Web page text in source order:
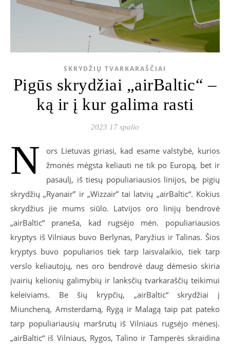
SKRYDŽIŲ TVARKARAŠČIAI
Pigūs skrydžiai „airBaltic“ –
ką ir į kur galima rasti
2023 17 spalio
N
ors Lietuvas giriasi, kad esame valstybė, kurios
žmonės mėgsta keliauti ne tik po Europą, bet ir
pasaulį, iš tiesų populiariausios linijos, be pigių
skrydžių „Ryanair” ir „Wizzair” tai latvių „airBaltic“. Kokius
skrydžius jie mums siūlo. Latvijos oro linijų bendrovė
„airBaltic“ praneša, kad rugsėjo mėn. populiariausios
kryptys iš Vilniaus buvo Berlynas, Paryžius ir Talinas. Šios
kryptys buvo populiarios tiek tarp laisvalaikio, tiek tarp
verslo keliautojų, nes oro bendrovė daug dėmesio skiria
įvairių kelionių galimybių ir lanksčių tvarkaraščių teikimui
keleiviams. Be šių krypčių, „airBaltic“ skrydžiai į
Miuncheną, Amsterdamą, Rygą ir Malagą taip pat pateko
tarp populiariausių maršrutų iš Vilniaus rugsėjo mėnesį.
„airBaltic“ iš Vilniaus, Rygos, Talino ir Tamperės skraidina